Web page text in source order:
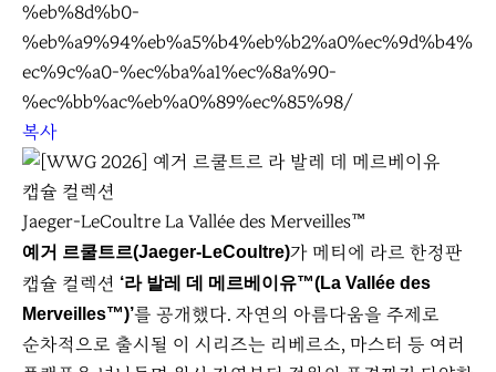
e
%eb%8d%b0-
%eb%a9%94%eb%a5%b4%eb%b2%a0%ec%9d%b4%
ec%9c%a0-%ec%ba%a1%ec%8a%90-
%ec%bb%ac%eb%a0%89%ec%85%98/
복사
Jaeger-LeCoultre La Vallée des Merveilles™
예거 르쿨트르(Jaeger-LeCoultre)가 메티에 라르 한정판
캡슐 컬렉션 ‘라 발레 데 메르베이유™(La Vallée des
Merveilles™)’를 공개했다. 자연의 아름다움을 주제로
순차적으로 출시될 이 시리즈는 리베르소, 마스터 등 여러